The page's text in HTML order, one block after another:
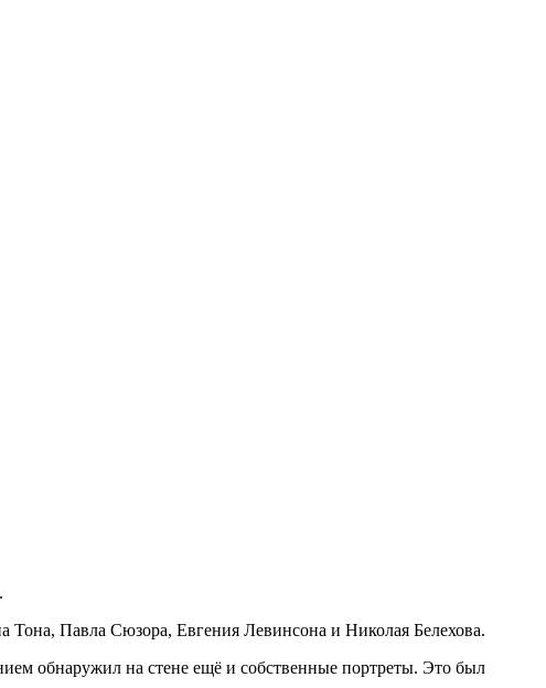
Павла Сюзора, Евгения Левинсона и Николая Белехова.
обнаружил на стене ещё и собственные портреты. Это был